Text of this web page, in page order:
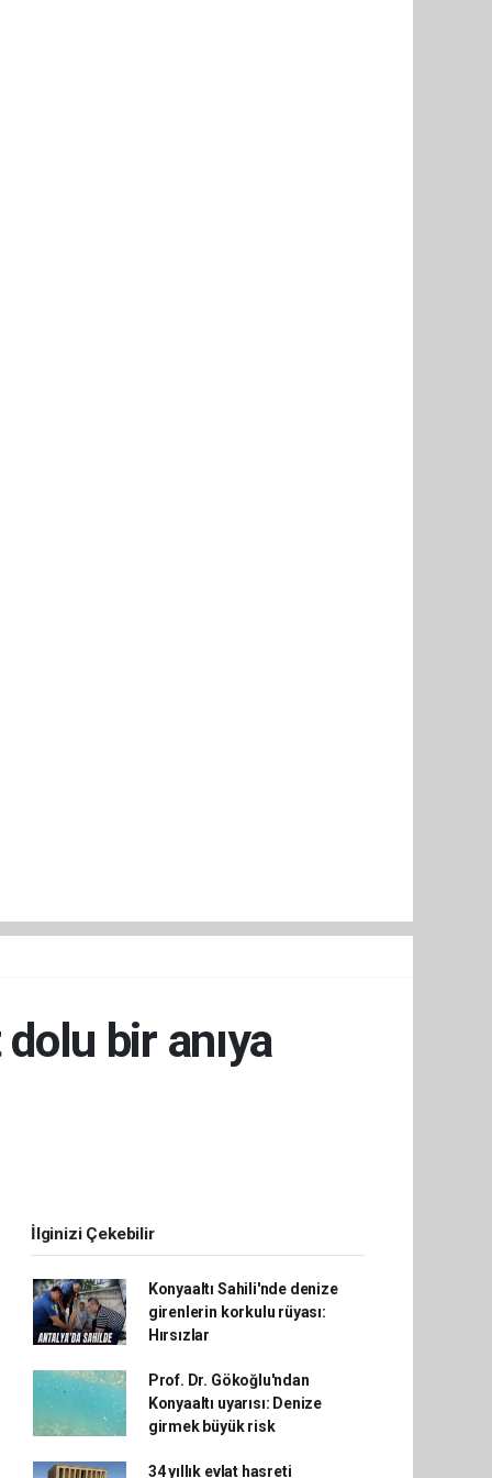
bir anıya
İlginizi Çekebilir
Konyaaltı Sahili'nde denize
girenlerin korkulu rüyası:
Hırsızlar
Prof. Dr. Gökoğlu'ndan
Konyaaltı uyarısı: Denize
girmek büyük risk
34 yıllık evlat hasreti